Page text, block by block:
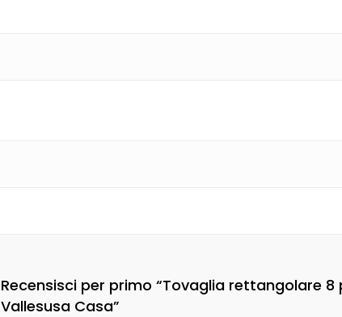
Recensisci per primo “Tovaglia rettangolare 8
Vallesusa Casa”